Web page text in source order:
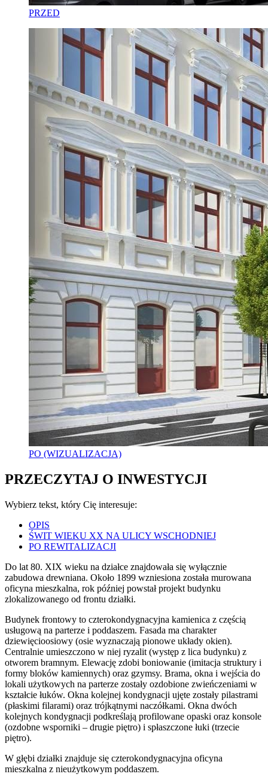
PRZED
PO (WIZUALIZACJA)
PRZECZYTAJ O INWESTYCJI
Wybierz tekst, który Cię interesuje:
OPIS
ŚWIT WIEKU XX NA ULICY WSCHODNIEJ
PO REWITALIZACJI
Do lat 80. XIX wieku na działce znajdowała się wyłącznie
zabudowa drewniana. Około 1899 wzniesiona została murowana
oficyna mieszkalna, rok później powstał projekt budynku
zlokalizowanego od frontu działki.
Budynek frontowy to czterokondygnacyjna kamienica z częścią
usługową na parterze i poddaszem. Fasada ma charakter
dziewięcioosiowy (osie wyznaczają pionowe układy okien).
Centralnie umieszczono w niej ryzalit (występ z lica budynku) z
otworem bramnym. Elewację zdobi boniowanie (imitacja struktury i
formy bloków kamiennych) oraz gzymsy. Brama, okna i wejścia do
lokali użytkowych na parterze zostały ozdobione zwieńczeniami w
kształcie łuków. Okna kolejnej kondygnacji ujęte zostały pilastrami
(płaskimi filarami) oraz trójkątnymi naczółkami. Okna dwóch
kolejnych kondygnacji podkreślają profilowane opaski oraz konsole
(ozdobne wsporniki – drugie piętro) i spłaszczone łuki (trzecie
piętro).
W głębi działki znajduje się czterokondygnacyjna oficyna
mieszkalna z nieużytkowym poddaszem.